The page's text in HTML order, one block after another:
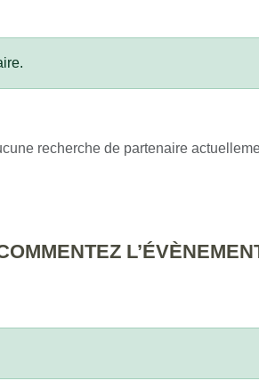
recherche de partenaire